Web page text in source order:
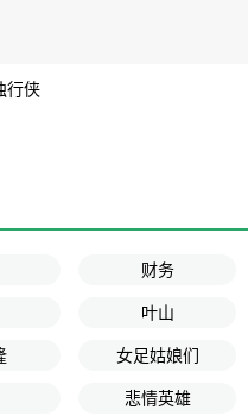
行侠
财务
叶山
女足姑娘们
悲情英雄